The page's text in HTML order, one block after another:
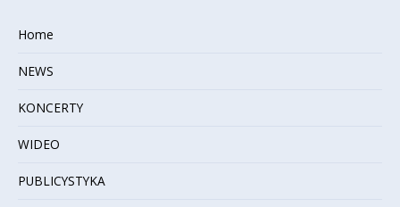
Home
NEWS
KONCERTY
WIDEO
PUBLICYSTYKA